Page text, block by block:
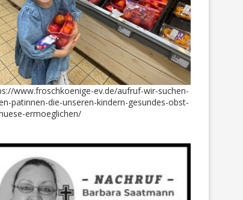
Unser Dank geht wieder
unsere Obst- und...
27. September 2024
www.froschkoenige-ev.de/aufruf-wir-suchen-
patinnen-die-unseren-kindern-gesundes-obst-
ermoeglichen/